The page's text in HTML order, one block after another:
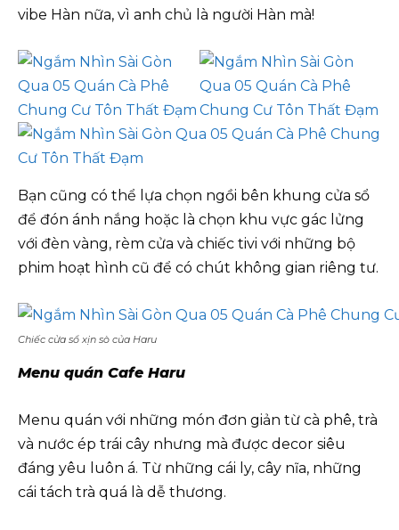
vibe Hàn nữa, vì anh chủ là người Hàn mà!
Bạn cũng có thể lựa chọn ngồi bên khung cửa sổ
để đón ánh nắng hoặc là chọn khu vực gác lửng
với đèn vàng, rèm cửa và chiếc tivi với những bộ
phim hoạt hình cũ để có chút không gian riêng tư.
Chiếc cửa sổ xịn sò của Haru
Menu quán Cafe Haru
Menu quán với những món đơn giản từ cà phê, trà
và nước ép trái cây nhưng mà được decor siêu
đáng yêu luôn á. Từ những cái ly, cây nĩa, những
cái tách trà quá là dễ thương.